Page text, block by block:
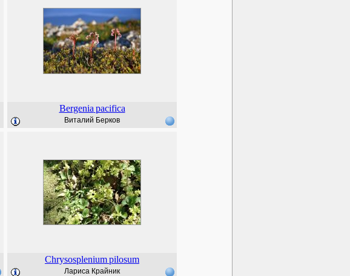
Bergenia pacifica
Виталий Берков
Chrysospleniumpilosum
Лариса Крайник